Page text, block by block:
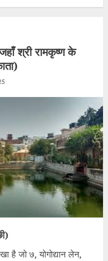
श्री रामकृष्ण के
है जो ७, योगोद्यान लेन,